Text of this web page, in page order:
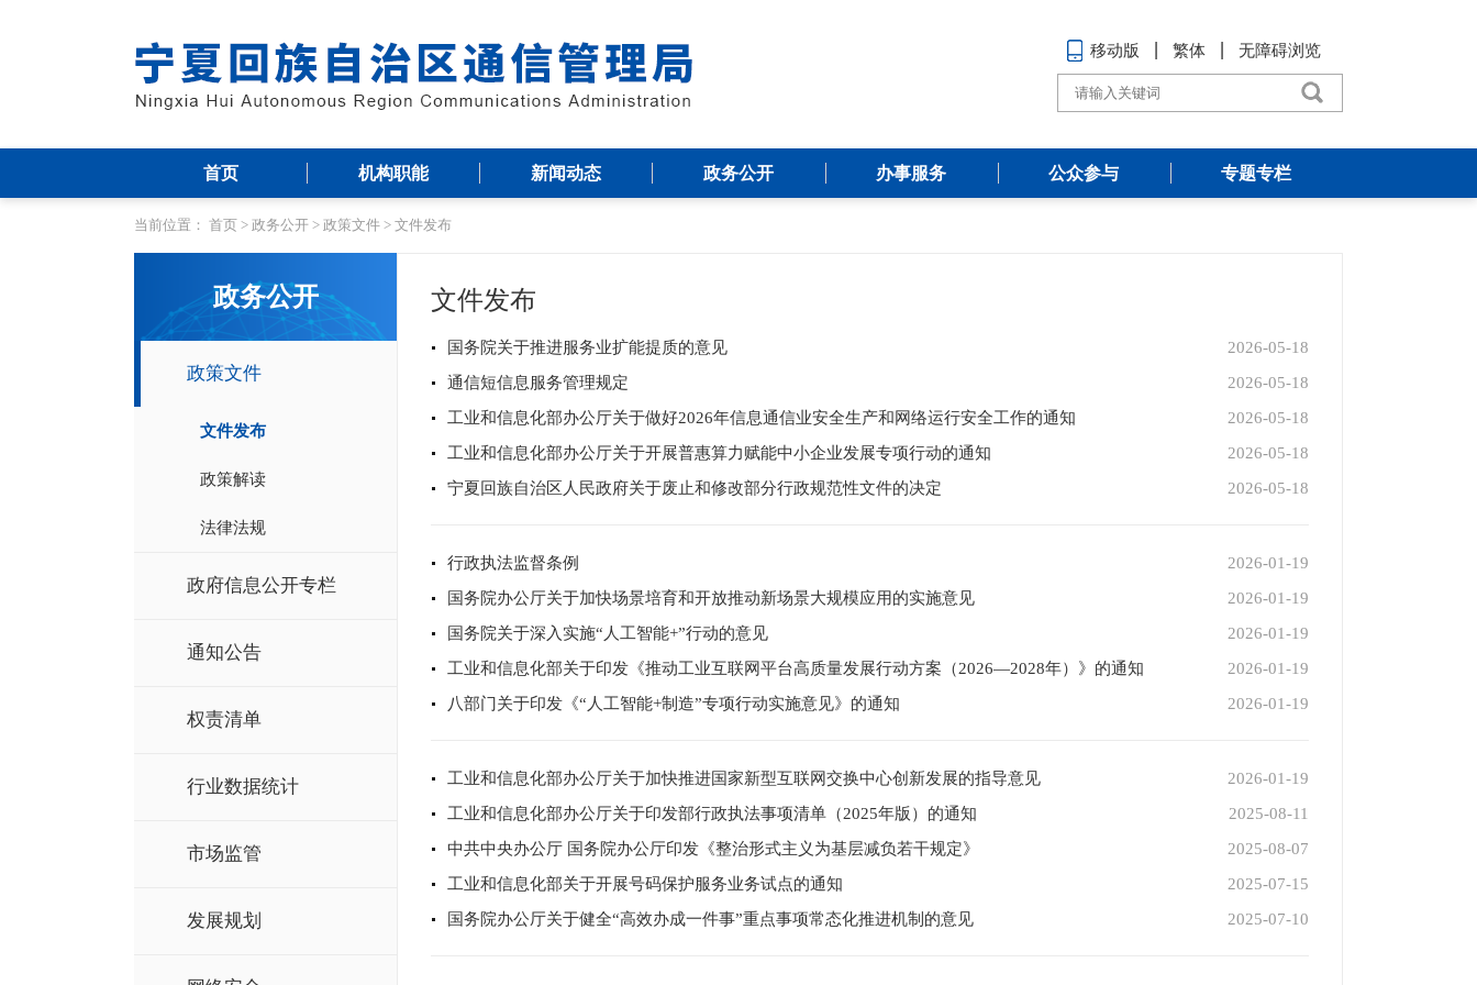
移动版 繁体 无障碍浏览
首页 机构职能 新闻动态 政务公开 办事服务 公众参与 专题专栏
当前位置： 首页 > 政务公开 > 政策文件 > 文件发布
政务公开
政策文件
文件发布
政策解读
法律法规
政府信息公开专栏
通知公告
权责清单
行业数据统计
市场监管
发展规划
文件发布
2026-05-18
国务院关于推进服务业扩能提质的意见
2026-05-18
通信短信息服务管理规定
2026-05-18
工业和信息化部办公厅关于做好2026年信息通信业安全生产和网络运行安全工作的通知
2026-05-18
工业和信息化部办公厅关于开展普惠算力赋能中小企业发展专项行动的通知
2026-05-18
宁夏回族自治区人民政府关于废止和修改部分行政规范性文件的决定
2026-01-19
行政执法监督条例
2026-01-19
国务院办公厅关于加快场景培育和开放推动新场景大规模应用的实施意见
2026-01-19
国务院关于深入实施“人工智能+”行动的意见
2026-01-19
工业和信息化部关于印发《推动工业互联网平台高质量发展行动方案（2026—2028年）》的通知
2026-01-19
八部门关于印发《“人工智能+制造”专项行动实施意见》的通知
2026-01-19
工业和信息化部办公厅关于加快推进国家新型互联网交换中心创新发展的指导意见
2025-08-11
工业和信息化部办公厅关于印发部行政执法事项清单（2025年版）的通知
2025-08-07
中共中央办公厅 国务院办公厅印发《整治形式主义为基层减负若干规定》
2025-07-15
工业和信息化部关于开展号码保护服务业务试点的通知
2025-07-10
国务院办公厅关于健全“高效办成一件事”重点事项常态化推进机制的意见